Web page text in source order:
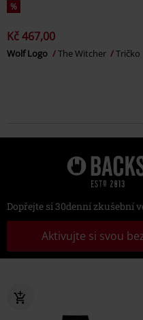
%
Kč 467,00
Wolf Logo The Witcher Tričko
Dopřejte si 30denní zkušební
Aktivujte si svou